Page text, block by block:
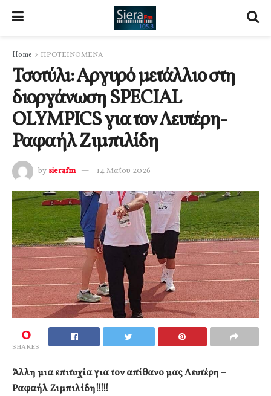
Home ΠΡΟΤΕΙΝΟΜΕΝΑ
Τσοτύλι: Αργυρό μετάλλιο στη
διοργάνωση SPECIAL
OLYMPICS για τον Λευτέρη-
Ραφαήλ Ζιμπιλίδη
by sierafm 14 Μαΐου 2026
0
SHARES
Άλλη μια επιτυχία για τον απίθανο μας Λευτέρη –
Ραφαήλ Ζιμπιλίδη!!!!!